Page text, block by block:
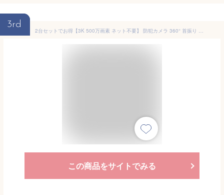
3rd
2台セットでお得【3K 500万画素 ネット不要】 防犯カメラ 360° 首振り 自動追跡 屋外 屋内 家庭用 無線 ワイヤレス wi-fi不要 スマホ 連動 遠隔監視 防水 警報 防犯灯 ライト 夜間撮影 光学ズーム コンセント 監視カメラ DF45 DG48 DE55【SecuSTATION セキュガード】
この商品をサイトでみる